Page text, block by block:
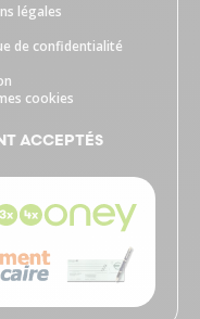
légales
de confidentialité
cookies
ACCEPTÉS